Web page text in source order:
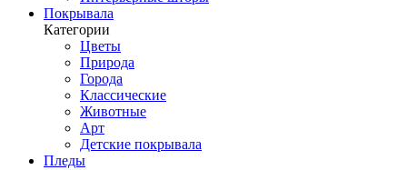
Покрывала
Категории
Цветы
Природа
Города
Классические
Животные
Арт
Детские покрывала
Пледы